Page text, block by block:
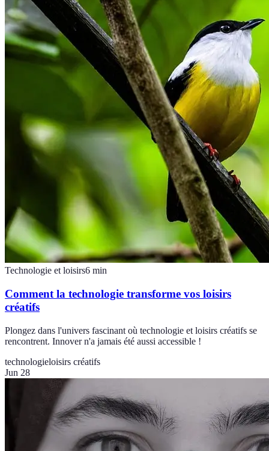
Technologie et loisirs6 min
Comment la technologie transforme vos loisirs
créatifs
Plongez dans l'univers fascinant où technologie et loisirs créatifs se
rencontrent. Innover n'a jamais été aussi accessible !
technologieloisirs créatifs
Jun 28